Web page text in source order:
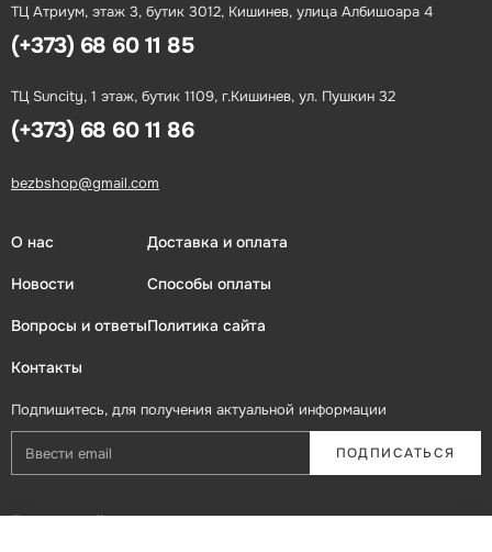
ТЦ Атриум, этаж 3, бутик 3012, Кишинев, улица Албишоара 4
(+373) 68 60 11 85
ТЦ Suncity, 1 этаж, бутик 1109, г.Кишинев, ул. Пушкин 32
(+373) 68 60 11 86
bezbshop@gmail.com
О нас
Новости
Вопросы и ответы
Контакты
Доставка и оплата
Способы оплаты
Политика сайта
Подпишитесь, для получения актуальной информации
ПОДПИСАТЬСЯ
Присоединяйтесь в социальных сетях